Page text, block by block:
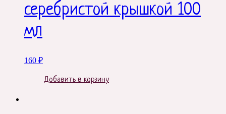
серебристой крышкой 100
мл
160 ₽
Добавить в корзину